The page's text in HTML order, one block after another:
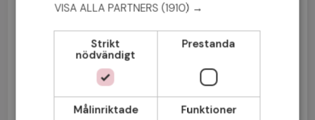
VISA ALLA PARTNERS (1910) →
Strikt
nödvändigt
Prestanda
Målinriktade Funktioner